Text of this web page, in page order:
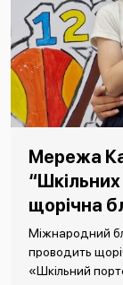
Мережа
щорічна
Міжнародний
проводить
«Шкільний